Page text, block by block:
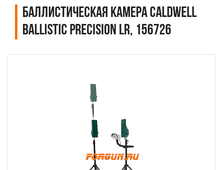
Баллистическая камера Caldwell
Ballistic Precision LR, 156726